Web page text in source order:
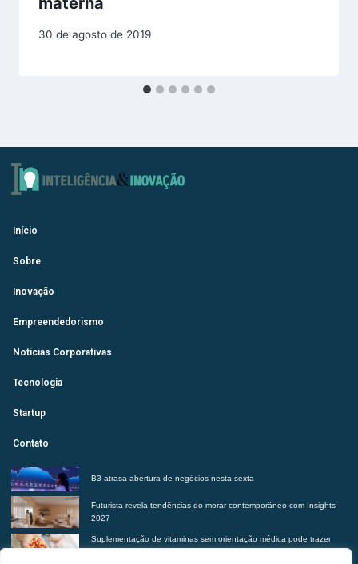
30 de agosto de 2019
Início
Sobre
Inovação
Empreendedorismo
Notícias Corporativas
Tecnologia
Startup
Contato
B3 atrasa abertura de negócios nesta sexta
Futurista revela tendências do morar contemporâneo com Insights
2027
Suplementação de vitaminas sem orientação médica pode trazer